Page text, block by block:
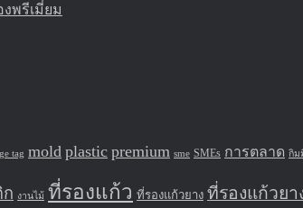
พรีเมี่ยม
tag mold plastic premium sme SMEs การตลาด กิม
งานไม้ ที่รองแก้ว ที่รองแก้วยาง ที่รองแก้วยา